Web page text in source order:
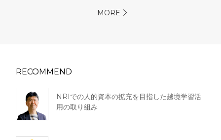
MORE
RECOMMEND
NRIでの人的資本の拡充を目指した越境学習活
用の取り組み